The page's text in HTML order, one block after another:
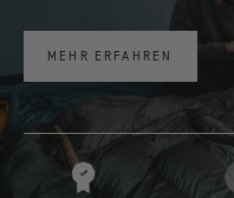
MEHR ERFAHREN